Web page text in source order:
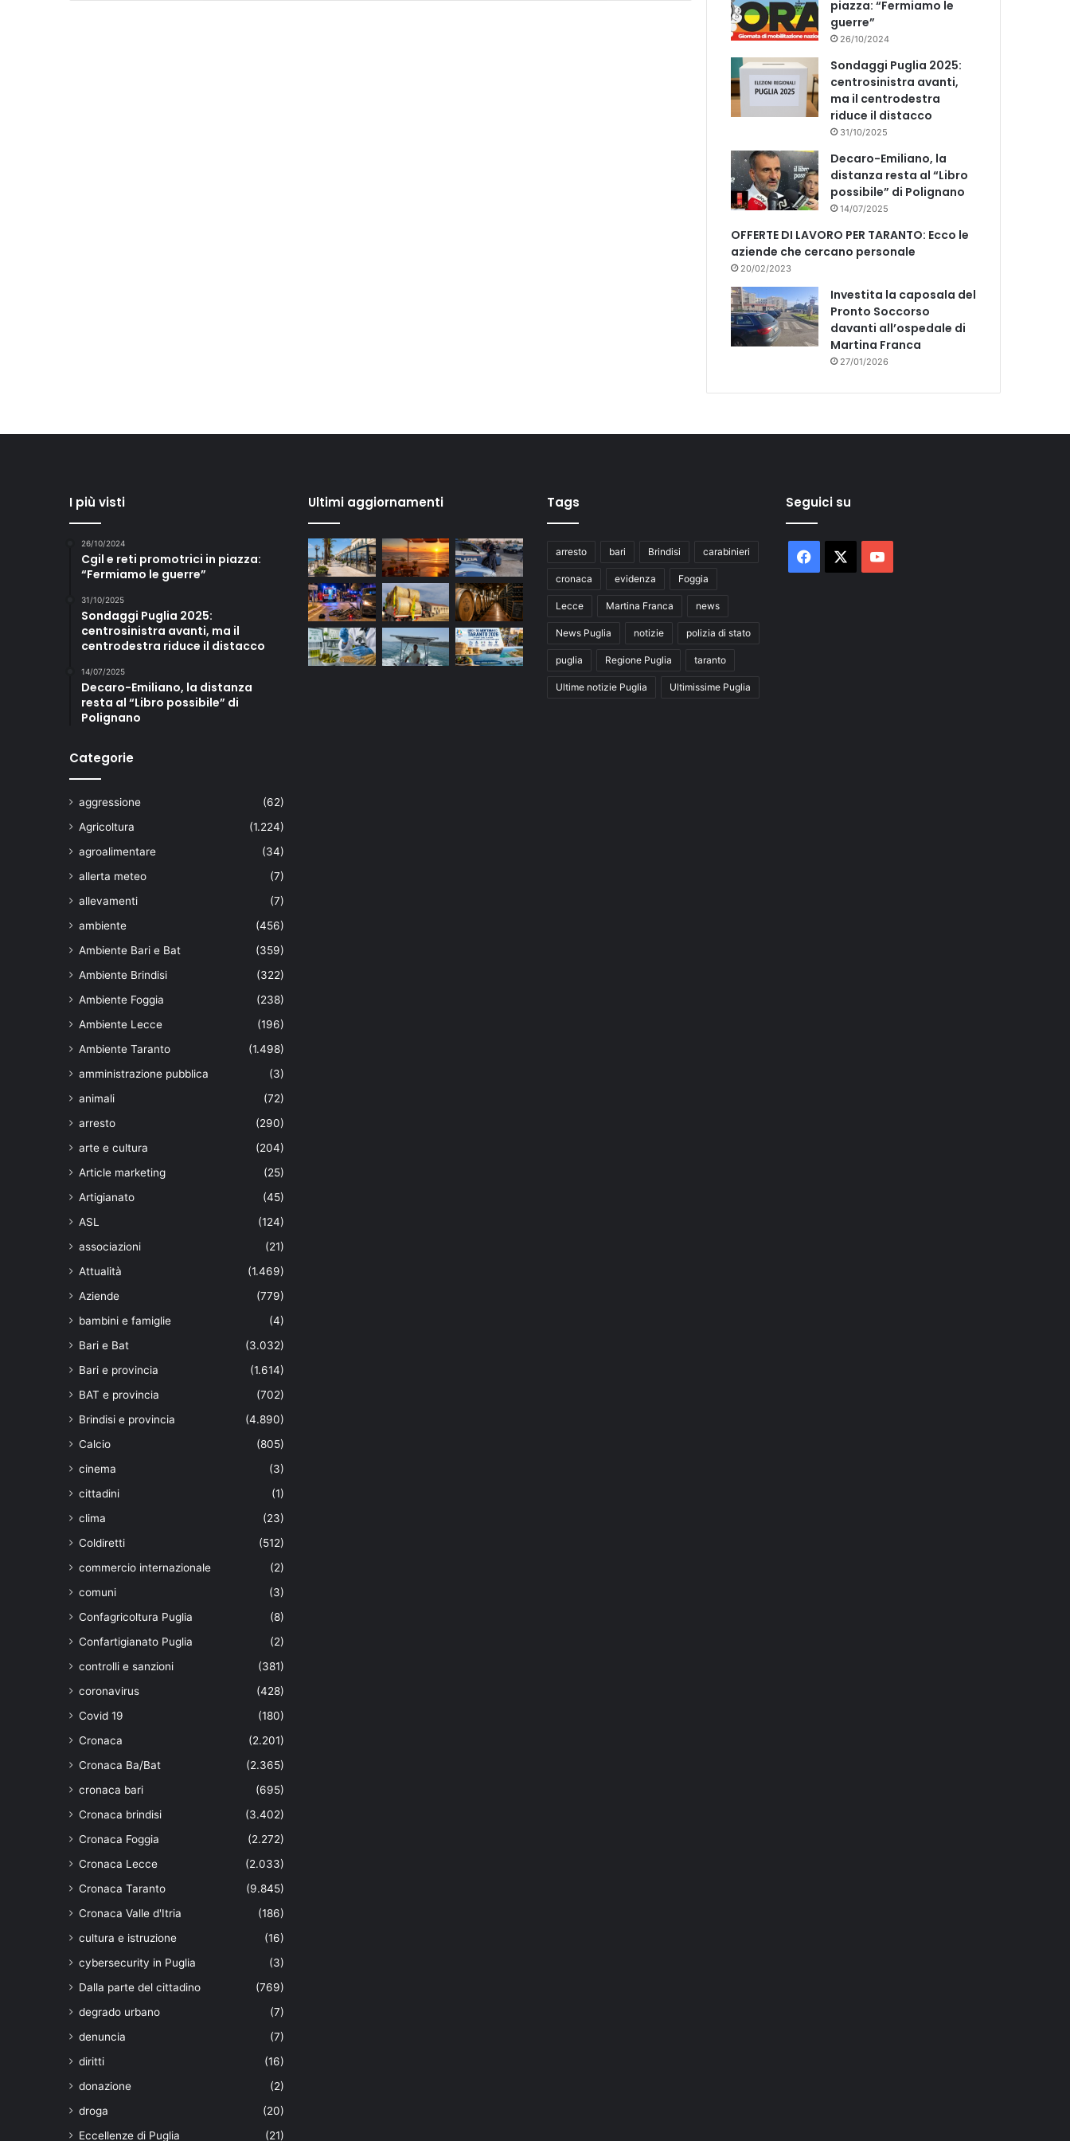
piazza: “Fermiamo le
guerre”
26/10/2024
Sondaggi Puglia 2025:
centrosinistra avanti,
ma il centrodestra
riduce il distacco
31/10/2025
Decaro-Emiliano, la
distanza resta al “Libro
possibile” di Polignano
14/07/2025
OFFERTE DI LAVORO PER TARANTO: Ecco le
aziende che cercano personale
20/02/2023
Investita la caposala del
Pronto Soccorso
davanti all’ospedale di
Martina Franca
27/01/2026
I più visti
26/10/2024
Cgil e reti promotrici in piazza:
“Fermiamo le guerre”
31/10/2025
Sondaggi Puglia 2025:
centrosinistra avanti, ma il
centrodestra riduce il distacco
14/07/2025
Decaro-Emiliano, la distanza
resta al “Libro possibile” di
Polignano
Categorie
aggressione
(62)
Agricoltura
(1.224)
agroalimentare
(34)
allerta meteo
(7)
allevamenti
(7)
ambiente
(456)
Ambiente Bari e Bat
(359)
Ambiente Brindisi
(322)
Ambiente Foggia
(238)
Ambiente Lecce
(196)
Ambiente Taranto
(1.498)
amministrazione pubblica
(3)
animali
(72)
arresto
(290)
arte e cultura
(204)
Article marketing
(25)
Artigianato
(45)
ASL
(124)
associazioni
(21)
Attualità
(1.469)
Aziende
(779)
bambini e famiglie
(4)
Bari e Bat
(3.032)
Bari e provincia
(1.614)
BAT e provincia
(702)
Brindisi e provincia
(4.890)
Calcio
(805)
cinema
(3)
cittadini
(1)
clima
(23)
Coldiretti
(512)
commercio internazionale
(2)
comuni
(3)
Confagricoltura Puglia
(8)
Confartigianato Puglia
(2)
controlli e sanzioni
(381)
coronavirus
(428)
Covid 19
(180)
Cronaca
(2.201)
Cronaca Ba/Bat
(2.365)
cronaca bari
(695)
Cronaca brindisi
(3.402)
Cronaca Foggia
(2.272)
Cronaca Lecce
(2.033)
Cronaca Taranto
(9.845)
Cronaca Valle d'Itria
(186)
cultura e istruzione
(16)
cybersecurity in Puglia
(3)
Dalla parte del cittadino
(769)
degrado urbano
(7)
denuncia
(7)
diritti
(16)
donazione
(2)
droga
(20)
Eccellenze di Puglia
(21)
Ultimi aggiornamenti Tags
arresto bari Brindisi carabinieri
cronaca evidenza Foggia
Lecce Martina Franca news
News Puglia notizie polizia di stato
puglia Regione Puglia taranto
Ultime notizie Puglia Ultimissime Puglia
Seguici su
Facebook